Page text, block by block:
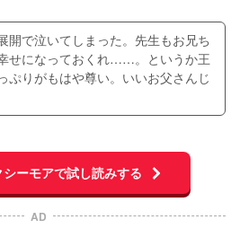
開で泣いてしまった。先生もお兄ち
せになっておくれ……。というか王
ぷりがもはや尊い。いいお父さんじ
ーモアで試し読みする
AD